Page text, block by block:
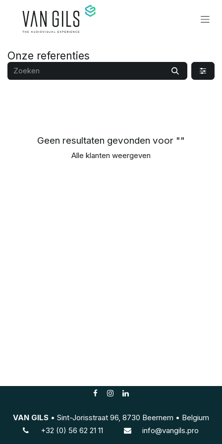
Onze referenties
Geen resultaten gevonden voor ""
Alle klanten weergeven
VAN GILS • Sint-Jorisstraat 96, 8730 Beernem • Belgium
+32 (0) 56 62 21 11 info@vangils.pro